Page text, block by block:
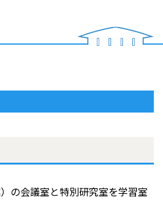
の会議室と特別研究室を学習室